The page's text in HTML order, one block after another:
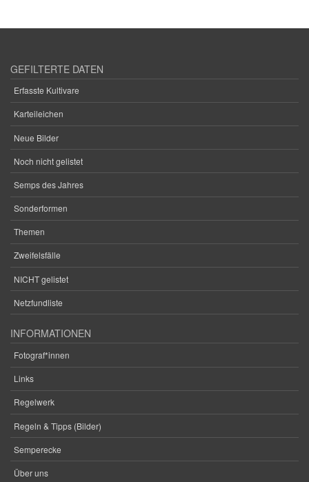
GEFILTERTE DATEN
Erfasste Kultivare
Karteileichen
Neue Bilder
Noch nicht gelistet
Semps des Jahres
Sonderformen
Themen
Zweifelsfälle
NICHT gelistet
Netzfundliste
INFORMATIONEN
Fotograf*innen
Links
Regelwerk
Regeln & Tipps (Bilder)
Semperecke
Über uns